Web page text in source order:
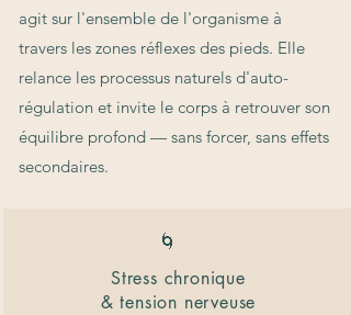
agit sur l'ensemble de l'organisme à
travers les zones réflexes des pieds. Elle
relance les processus naturels d'auto-
régulation et invite le corps à retrouver son
équilibre profond — sans forcer, sans effets
secondaires.
🌀
Stress chronique
& tension nerveuse